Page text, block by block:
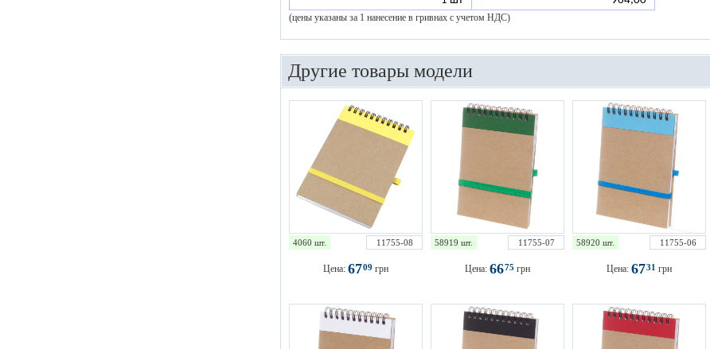
(цены указаны за 1 нанесение в гривнах с учетом НДС)
Другие товары модели
4060 шт. 11755-08
Цена: 6709 грн
58919 шт. 11755-07
Цена: 6675 грн
58920 шт. 11755-06
Цена: 6731 грн